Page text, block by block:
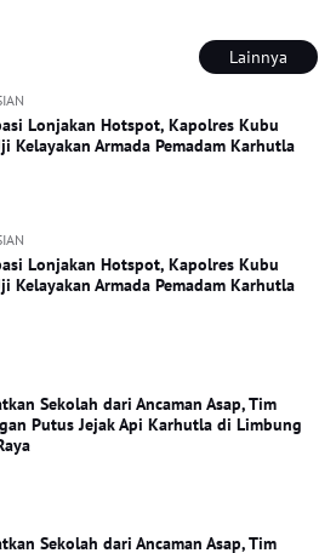
Lainnya
Lonjakan Hotspot, Kapolres Kubu
Kelayakan Armada Pemadam Karhutla
Lonjakan Hotspot, Kapolres Kubu
Kelayakan Armada Pemadam Karhutla
Sekolah dari Ancaman Asap, Tim
Putus Jejak Api Karhutla di Limbung
Sekolah dari Ancaman Asap, Tim